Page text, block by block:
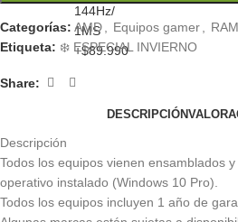
Categorías: AMD Equipos gamer
Etiqueta: ❄️ ESPECIAL INVIERNO
Share:
DESCRIPCIÓN
Descripción
Todos los equipos vienen ensamblados
operativo instalado (Windows 10 Pro).
Todos los equipos incluyen 1 año de